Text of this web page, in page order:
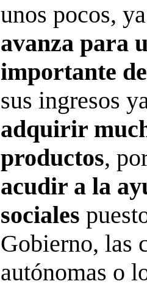
unos pocos,
avanza para
importante
sus ingresos
adquirir
productos,
acudir a la
sociales
Gobierno, las
autónomas o